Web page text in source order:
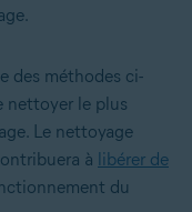
des méthodes ci-
nettoyer le plus
Le nettoyage
à libérer de
du